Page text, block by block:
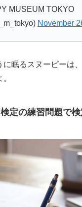
MUSEUM TOKYO
November
に眠るスヌーピーは
定の練習問題で